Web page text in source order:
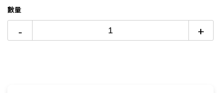
搭載自動洗淨技術，有效清除內部積塵
數量
- +